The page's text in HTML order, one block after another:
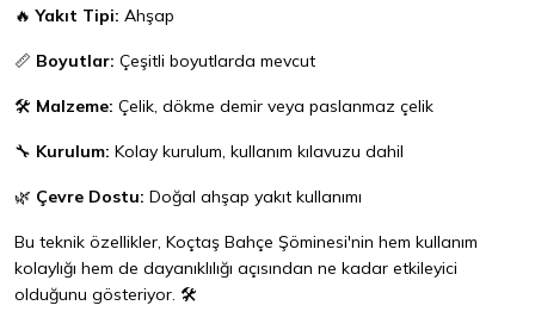
🔥Yakıt Tipi: Ahşap
📏 Boyutlar: Çeşitli boyutlarda mevcut
🛠️ Malzeme: Çelik, dökme demir veya paslanmaz çelik
🔧 Kurulum: Kolay kurulum, kullanım kılavuzu dahil
🌿 Çevre Dostu: Doğal ahşap yakıt kullanımı
Bu teknik özellikler, Koçtaş Bahçe Şöminesi'nin hem kullanım
kolaylığı hem de dayanıklılığı açısından ne kadar etkileyici
olduğunu gösteriyor. 🛠️